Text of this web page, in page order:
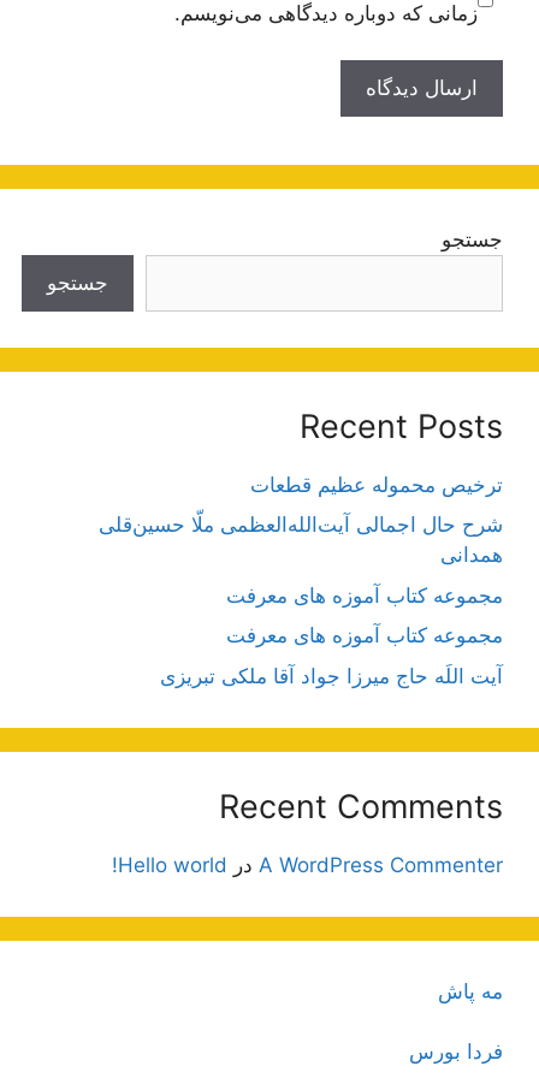
زمانی که دوباره دیدگاهی می‌نویسم.
جستجو
جستجو
Recent Posts
ترخیص محموله عظیم قطعات
شرح حال اجمالی آیت‌الله‌العظمی ملّا حسین‌قلی
همدانی
مجموعه کتاب آموزه های معرفت
مجموعه کتاب آموزه های معرفت
آیت اللَه حاج میرزا جواد آقا ملکی تبریزی
Recent Comments
A WordPress Commenter در Hello world!
مه پاش
فردا بورس